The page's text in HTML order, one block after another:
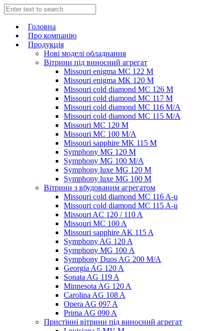
Головна
Про компанію
Продукція
Нові моделі обладнання
Вітрини під виносний агрегат
Missouri enigma MC 122 M
Missouri enigma MK 120 M
Missouri cold diamond MC 126 M
Missouri cold diamond MC 117 M
Missouri cold diamond MC 116 M/A
Missouri cold diamond MC 115 M/A
Missouri MC 120 M
Missouri MC 100 M/A
Missouri sapphire MK 115 M
Symphony MG 120 M
Symphony MG 100 M/А
Symphony luxe MG 120 M
Symphony luxe MG 100 M
Вітрини з вбудованим агрегатом
Missouri cold diamond MC 116 A-u
Missouri cold diamond MC 115 A-u
Missouri AC 120 / 110 A
Missouri MC 100 A
Missouri sapphire AK 115 A
Symphony AG 120 A
Symphony MG 100 А
Symphony Duos AG 200 M/A
Georgia AG 120 A
Sonata AG 119 A
Minnesota AG 120 A
Carolina AG 108 A
Opera AG 097 A
Prima AG 090 A
Пристінні вітрини під виносний агрегат